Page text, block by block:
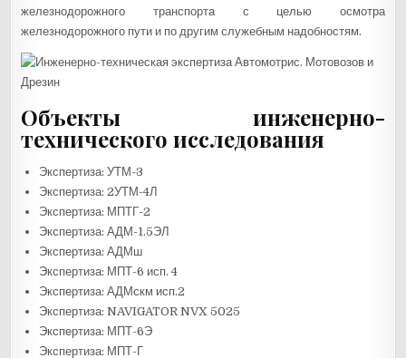
железнодорожного транспорта с целью осмотра
железнодорожного пути и по другим служебным надобностям.
Объекты инженерно-
технического исследования
Экспертиза: УТМ-3
Экспертиза: 2УТМ-4Л
Экспертиза: МПТГ-2
Экспертиза: АДМ-1.5ЭЛ
Экспертиза: АДМш
Экспертиза: МПТ-6 исп. 4
Экспертиза: АДМскм исп.2
Экспертиза: NAVIGATOR NVX 5025
Экспертиза: МПТ-6Э
Экспертиза: МПТ-Г